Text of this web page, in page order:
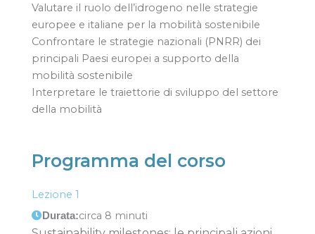
Valutare il ruolo dell’idrogeno nelle strategie
europee e italiane per la mobilità sostenibile
Confrontare le strategie nazionali (PNRR) dei
principali Paesi europei a supporto della
mobilità sostenibile
Interpretare le traiettorie di sviluppo del settore
della mobilità
Programma del corso
Lezione 1
Durata:circa 8 minuti